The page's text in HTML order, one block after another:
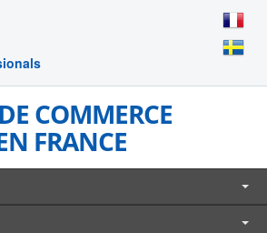
COMMERCE
FRANCE